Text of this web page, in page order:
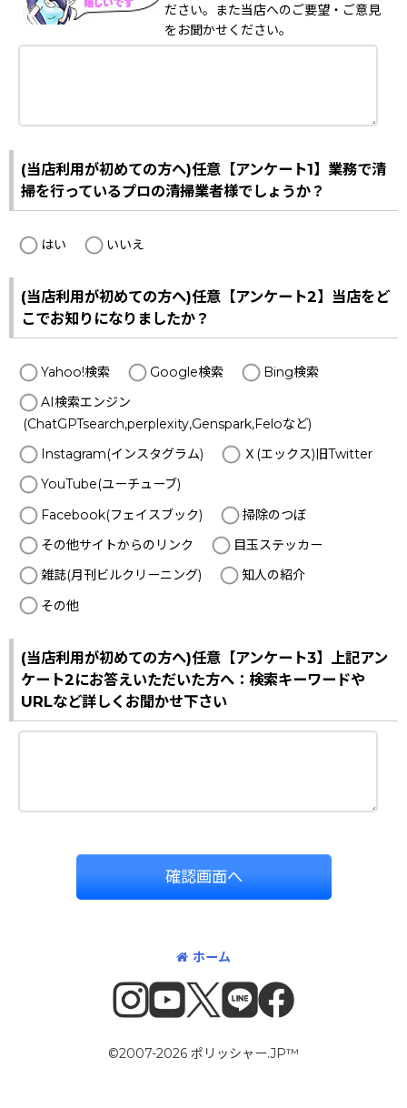
ださい。また当店へのご要望・ご意見
をお聞かせください。
(当店利用が初めての方へ)任意【アンケート1】業務で清
掃を行っているプロの清掃業者様でしょうか？
はい いいえ
(当店利用が初めての方へ)任意【アンケート2】当店をど
こでお知りになりましたか？
Yahoo!検索 Google検索
Bing検索
AI検索エンジン
(ChatGPTsearch,perplexity,Genspark,Feloなど)
Instagram(インスタグラム)
Ｘ(エックス)旧Twitter
YouTube(ユーチューブ)
Facebook(フェイスブック)
掃除のつぼ
その他サイトからのリンク
目玉ステッカー
雑誌(月刊ビルクリーニング)
知人の紹介
その他
(当店利用が初めての方へ)任意【アンケート3】上記アン
ケート2にお答えいただいた方へ：検索キーワードや
URLなど詳しくお聞かせ下さい
確認画面へ
ホーム
©2007-2026 ポリッシャー.JP™